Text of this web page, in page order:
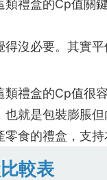
禮盒的Cp值關
沒必要。其實
禮盒的Cp值很
就是包裝膨脹但
食的禮盒，支持
較表